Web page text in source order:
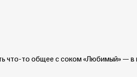
что-то общее с соком «Любимый» —